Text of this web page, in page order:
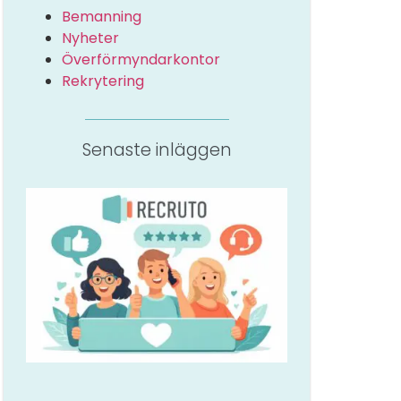
Bemanning
Nyheter
Överförmyndarkontor
Rekrytering
Senaste inläggen